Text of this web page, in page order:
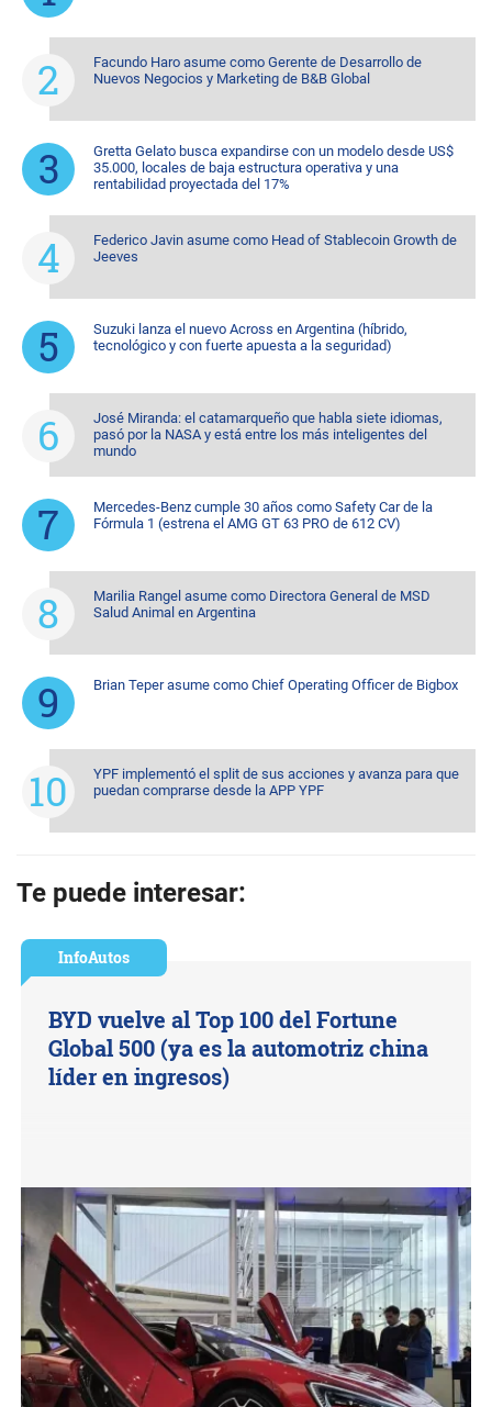
Facundo Haro asume como Gerente de Desarrollo de
Nuevos Negocios y Marketing de B&B Global
Gretta Gelato busca expandirse con un modelo desde US$
35.000, locales de baja estructura operativa y una
rentabilidad proyectada del 17%
Federico Javin asume como Head of Stablecoin Growth de
Jeeves
Suzuki lanza el nuevo Across en Argentina (híbrido,
tecnológico y con fuerte apuesta a la seguridad)
José Miranda: el catamarqueño que habla siete idiomas,
pasó por la NASA y está entre los más inteligentes del
mundo
Mercedes-Benz cumple 30 años como Safety Car de la
Fórmula 1 (estrena el AMG GT 63 PRO de 612 CV)
Marilia Rangel asume como Directora General de MSD
Salud Animal en Argentina
Brian Teper asume como Chief Operating Officer de Bigbox
YPF implementó el split de sus acciones y avanza para que
puedan comprarse desde la APP YPF
Te puede interesar:
InfoAutos
BYD vuelve al Top 100 del Fortune
Global 500 (ya es la automotriz china
líder en ingresos)